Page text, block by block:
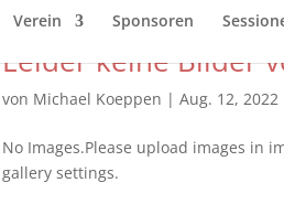
Verein Sponsoren
Leider keine Bilder
von Michael Koeppen | Aug. 12, 2022
No Images.Please upload images in
gallery settings.